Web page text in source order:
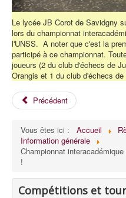
Le lycée JB Corot de Savidgny
lors du championnat
l'UNSS. A noter que c'est la
participé à ce championnat.
joueurs (2 du club d'échecs de
Orangis et 1 du club d'échecs
Précédent
Vous êtes ici : Accueil
Information générale
Championnat
!
Compétitions et